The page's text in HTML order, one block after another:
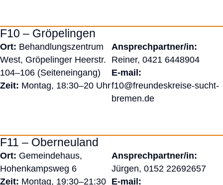
F10 – Gröpelingen
Ort: Behandlungszentrum
West, Gröpelinger Heerstr.
104–106 (Seiteneingang)
Zeit: Montag, 18:30–20 Uhr
Ansprechpartner/in:
Reiner, 0421 6448904
E-mail:
f10@freundeskreise-sucht-
bremen.de
F11 – Oberneuland
Ort: Gemeindehaus,
Hohenkampsweg 6
Zeit: Montag, 19:30–21:30
Ansprechpartner/in:
Jürgen, 0152 22692657
E-mail: